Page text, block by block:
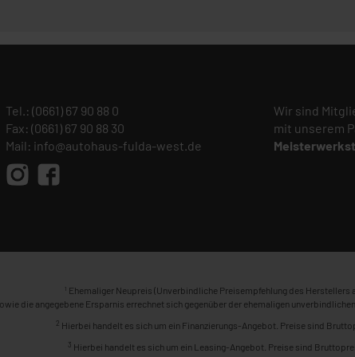
Tel.: (0661) 67 90 88 0
Fax: (0661) 67 90 88 30
Mail: info@autohaus-fulda-west.de
Wir sind
mit unserem
1 Ehemaliger Neupreis (Unverbindliche Preisempfehlung des Herstellers
die angegebene Ersparnis errechnet sich gegenüber der ehemaligen
2 Hierbei handelt es sich um ein Finanzierungs-Angebot. Preise sind
3 Hierbei handelt es sich um ein Leasing-Angebot. Preise sind